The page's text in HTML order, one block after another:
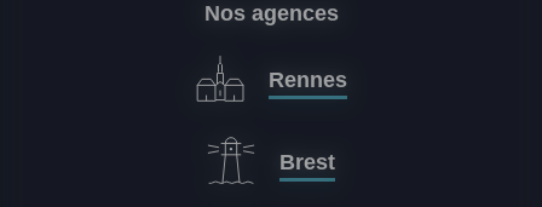
Nos agences
Rennes
Brest